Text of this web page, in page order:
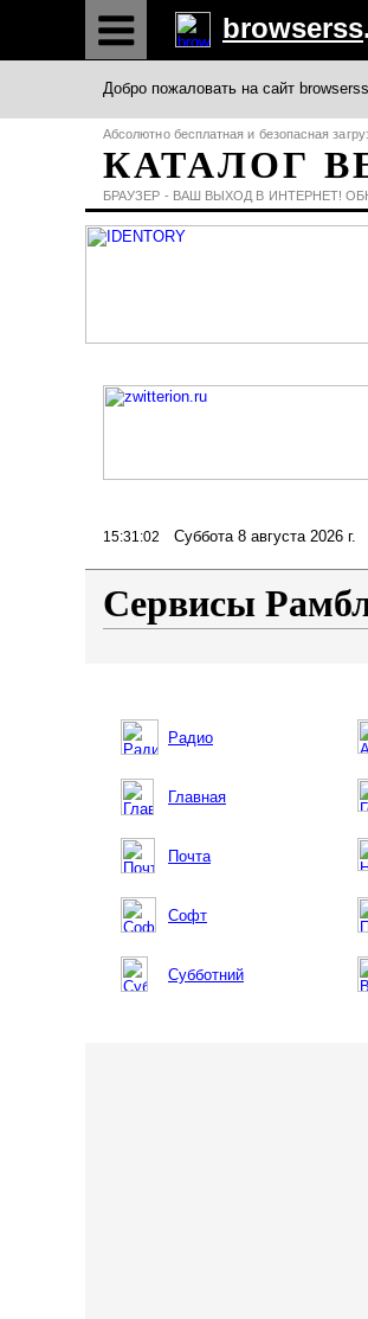
15:31:03 Суббота 8 августа 2026 г.
Сервисы
Радио
Главная
Почта
Софт
Субботний
КАТАЛОГ
Абсолютно бесплатная и безопасная
БРАУЗЕР - ВАШ ВЫХОД В ИНТЕРНЕТ!
Добро пожаловать на сайт
browserss.